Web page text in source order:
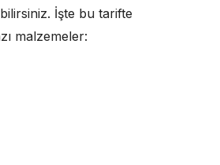
İşte bu tarifte
malzemeler: